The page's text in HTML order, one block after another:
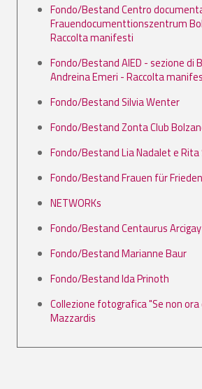
Fondo/Bestand Centro
Frauendocumenttionszentrum
Raccolta manifesti
Fondo/Bestand AIED - sezione di
Andreina Emeri - Raccolta
Fondo/Bestand Silvia Wenter
Fondo/Bestand Zonta Club
Fondo/Bestand Lia Nadalet e Rita
Fondo/Bestand Frauen für Frieden
NETWORKs
Fondo/Bestand Centaurus
Fondo/Bestand Marianne Baur
Fondo/Bestand Ida Prinoth
Collezione fotografica "Se non
Mazzardis